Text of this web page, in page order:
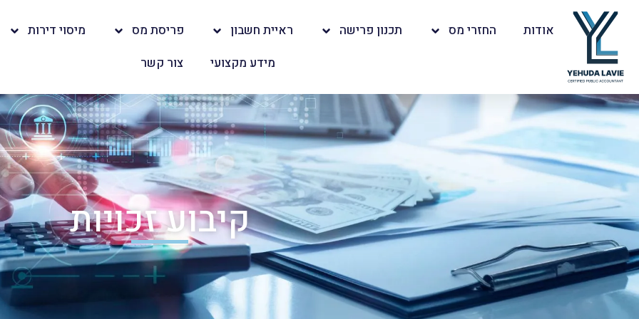
אודות החזרי מס תכנון פרישה ראיית חשבון פריסת מס מיסוי דירות
מידע מקצועי
צור קשר
קיבוע זכויות